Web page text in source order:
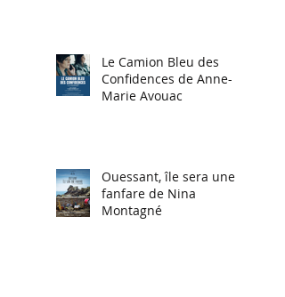
Le Camion Bleu des
Confidences de Anne-
Marie Avouac
Ouessant, île sera une
fanfare de Nina
Montagné